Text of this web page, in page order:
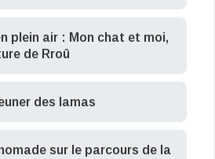
plein air : Mon chat et moi,
de Rroû
des lamas
sur le parcours de la